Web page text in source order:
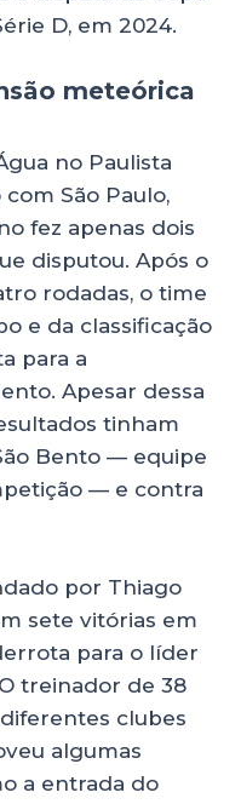
D, em 2024.
meteórica
no Paulista
São Paulo,
fez apenas dois
disputou. Após o
rodadas, o time
e da classificação
para a
Apesar dessa
tinham
Bento — equipe
— e contra
por Thiago
sete vitórias em
para o líder
treinador de 38
clubes
algumas
a entrada do